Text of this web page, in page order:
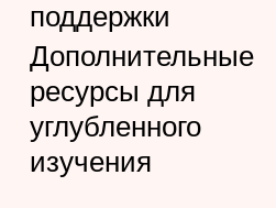
поддержки
Дополнительные
ресурсы для
углубленного
изучения